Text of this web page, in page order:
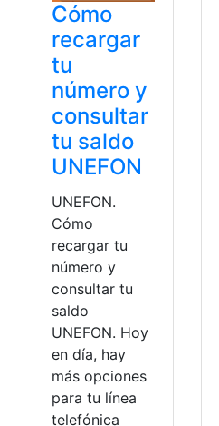
Cómo
recargar
tu
número y
consultar
tu saldo
UNEFON
UNEFON.
Cómo
recargar tu
número y
consultar tu
saldo
UNEFON. Hoy
en día, hay
más opciones
para tu línea
telefónica